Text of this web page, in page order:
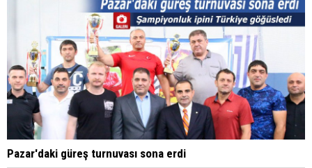
Pazar'daki güreş turnuvası sona erdi